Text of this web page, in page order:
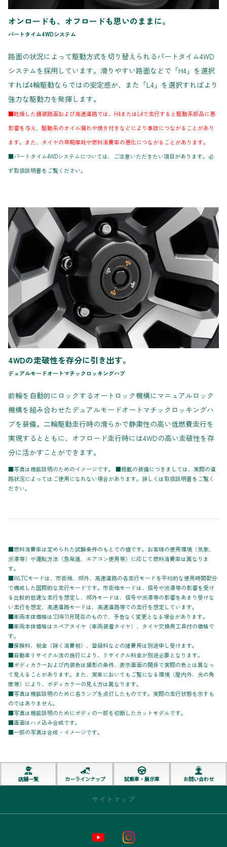
オンロードも、オフロードも思いのままに。
パートタイム4WDシステム
路面の状況によって駆動方式を切り替えられるパートタイム4WD
システムを採用しています。滑りやすい路面などで「H4」を選択
すれば4輪駆動ならではの安定感が、また「L4」を選択すればより
強力な駆動力を発揮します。
■乾燥した舗装路面および高速道路では、H4またはL4で走行すると駆動系部品に悪
影響を与え、駆動系のオイル漏れや焼き付きなどにより事故につながることがあり
ます。また、タイヤの早期摩耗や燃料消費率の悪化につながることがあります。
■パートタイム4WDシステムについては、ご注意いただきたい項目があります。必
ず取扱説明書をご覧ください。
4WDの走破性を存分に引き出す。
デュアルモードオートマチックロッキングハブ
前輪を自動的にロックするオートロック機構にマニュアルロック
機構を組み合わせたデュアルモードオートマチックロッキングハ
ブを装備。二輪駆動走行時の滑らかで静粛性の高い低燃費走行を
実現するとともに、オフロード走行時には4WDの高い走破性を存
分に活かすことができます。
■写真は機能説明のためのイメージです。 ■掲載の装備につきましては、実際の道
路状況によってはご使用になれない場合があります。詳しくは取扱説明書をご覧く
ださい。
■燃料消費率は定められた試験条件のもとでの値です。お客様の使用環境（気象、
渋滞等）や運転方法（急発進、エアコン使用等）に応じて燃料消費率は異なりま
す。
■WLTCモードは、市街地、郊外、高速道路の各走行モードを平均的な使用時間配分
で構成した国際的な走行モードです。市街地モードは、信号や渋滞等の影響を受け
る比較的低速な走行を想定し、郊外モードは、信号や渋滞等の影響をあまり受けな
い走行を想定、高速道路モードは、高速道路等での走行を想定しています。
■車両本体価格は'23年11月現在のもので、予告なく変更となる場合があります。
■車両本体価格はスペアタイヤ（車両装着タイヤ）、タイヤ交換用工具付の価格で
す。
■保険料、税金（除く消費税）、登録料などの諸費用は別途申し受けます。
■自動車リサイクル法の施行により、リサイクル料金が別途必要となります。
■ボディカラーおよび内装色は撮影の条件、表示画面の関係で実際の色とは異なっ
て見えることがあります。また、実車においてもご覧になる環境（屋内外、光の角
度等）により、ボディカラーの見え方は異なります。
■写真は機能説明のために各ランプを点灯したものです。実際の走行状態を示すも
のではありません。
■写真は機能説明のためにボディの一部を切断したカットモデルです。
■画面はハメ込み合成です。
■一部の写真は合成・イメージです。
店舗一覧 カーラインナップ 試乗車・展示車 お問い合わせ
サイトマップ